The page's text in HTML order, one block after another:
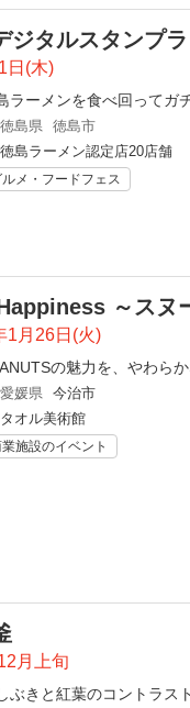
ジタルスタンプ
日(木)
ラーメンを食べ回ってガ
徳島県 徳島市
徳島ラーメン認定店20店舗
ルメ・フードフェス
～スヌ
1月26日(火)
の魅力を、やわら
愛媛県 今治市
タオル美術館
施設のイベント
月上旬
ぶきと紅葉のコントラスト